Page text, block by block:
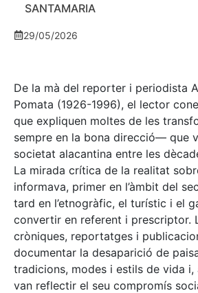
SANTAMARIA
29/05/2026
De la mà del reporter i periodista
Pomata (1926-1996), el lector
que expliquen moltes de les
sempre en la bona direcció— que
societat alacantina entre les
La mirada crítica de la realitat
informava, primer en l’àmbit del
tard en l’etnogràfic, el turístic i el
convertir en referent i prescriptor.
cròniques, reportatges i
documentar la desaparició de
tradicions, modes i estils de vida i,
van reflectir el seu compromís